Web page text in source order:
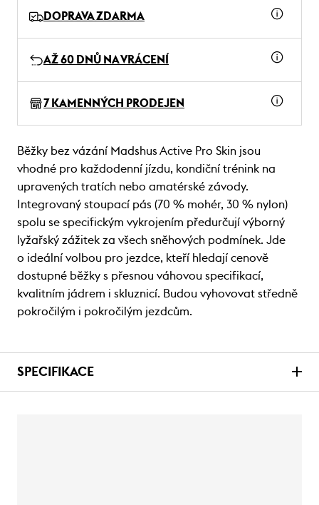
DOPRAVA ZDARMA
AŽ 60 DNŮ NA VRÁCENÍ
7 KAMENNÝCH PRODEJEN
Běžky bez vázání Madshus Active Pro Skin jsou
vhodné pro každodenní jízdu, kondiční trénink na
upravených tratích nebo amatérské závody.
Integrovaný stoupací pás (70 % mohér, 30 % nylon)
spolu se specifickým vykrojením předurčují výborný
lyžařský zážitek za všech sněhových podmínek. Jde
o ideální volbou pro jezdce, kteří hledají cenově
dostupné běžky s přesnou váhovou specifikací,
kvalitním jádrem i skluznicí. Budou vyhovovat středně
pokročilým i pokročilým jezdcům.
SPECIFIKACE